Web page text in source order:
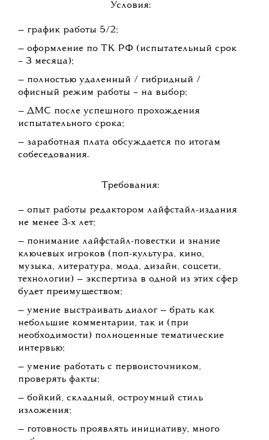
Условия:
— график работы 5/2;
— оформление по ТК РФ (испытательный срок
– 3 месяца);
— полностью удаленный / гибридный /
офисный режим работы – на выбор;
— ДМС после успешного прохождения
испытательного срока;
— заработная плата обсуждается по итогам
собеседования.
Требования:
— опыт работы редактором лайфстайл-издания
не менее 3-х лет;
— понимание лайфстайл-повестки и знание
ключевых игроков (поп-культура, кино,
музыка, литература, мода, дизайн, соцсети,
технологии) — экспертиза в одной из этих сфер
будет преимуществом;
— умение выстраивать диалог — брать как
небольшие комментарии, так и (при
необходимости) полноценные тематические
интервью;
— умение работать с первоисточником,
проверять факты;
— бойкий, складный, остроумный стиль
изложения;
— готовность проявлять инициативу, много